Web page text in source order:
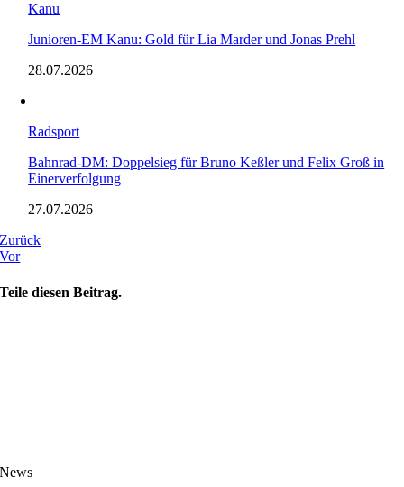
Kanu
Junioren-EM Kanu: Gold für Lia Marder und Jonas Prehl
28.07.2026
Radsport
Bahnrad-DM: Doppelsieg für Bruno Keßler und Felix Groß in
Einerverfolgung
27.07.2026
Zurück
Vor
Teile diesen Beitrag.
News